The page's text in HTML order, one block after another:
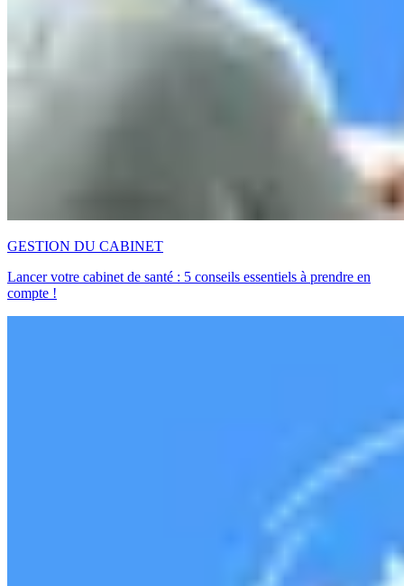
GESTION DU CABINET
Lancer votre cabinet de santé : 5 conseils essentiels à prendre en
compte !